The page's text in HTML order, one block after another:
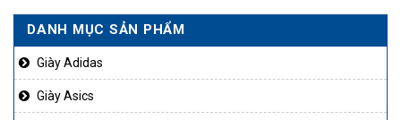
2.650.000₫.là:
1.750.000₫.
DANH MỤC SẢN PHẨM
Giày Adidas
Giày Asics